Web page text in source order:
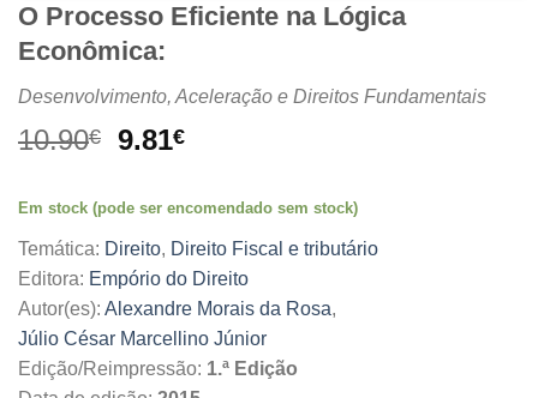
O Processo Eficiente na Lógica
Econômica:
Desenvolvimento, Aceleração e Direitos Fundamentais
10.90€
O
original
10.90€.
9.81€O
atual
9.81€.
Em stock (pode ser encomendado sem stock)
Temática: Direito, Direito Fiscal e tributário
Editora: Empório do Direito
Autor(es): Alexandre Morais da Rosa,
Júlio César Marcellino Júnior
Edição/Reimpressão: 1.ª Edição